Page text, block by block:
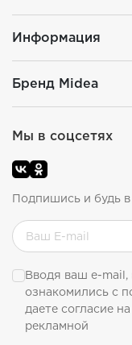
Информация
Бренд Midea
Мы в соцсетях
Подпишись и будь
Вводя ваш e-mail,
ознакомились с
даете согласие
рекламной